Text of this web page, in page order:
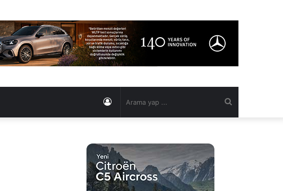
Kayıt